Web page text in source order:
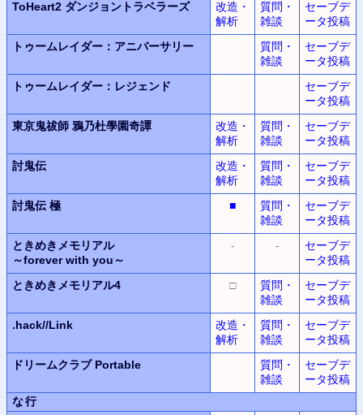
ToHeart2 ダンジョントラベラーズ
改造・
解析
質問・
雑談
セーブデ
ータ投稿
トゥームレイダー：アニバーサリー
質問・
雑談
セーブデ
ータ投稿
トゥームレイダー：レジェンド
セーブデ
ータ投稿
東京鬼祓師 鴉乃杜學園奇譚
改造・
解析
質問・
雑談
セーブデ
ータ投稿
討鬼伝
改造・
解析
質問・
雑談
セーブデ
ータ投稿
討鬼伝 極
■
質問・
雑談
セーブデ
ータ投稿
ときめきメモリアル
～forever with you～
- -
セーブデ
ータ投稿
ときめきメモリアル4
□
質問・
雑談
セーブデ
ータ投稿
.hack//Link
改造・
解析
質問・
雑談
セーブデ
ータ投稿
ドリームクラブ Portable
質問・
雑談
セーブデ
ータ投稿
な行